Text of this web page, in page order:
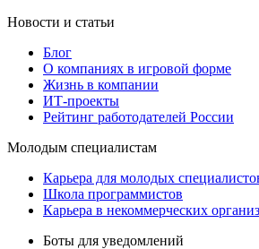
Новости и статьи
Блог
О компаниях в игровой форме
Жизнь в компании
ИТ-проекты
Рейтинг работодателей России
Молодым специалистам
Карьера для молодых
Школа программистов
Карьера в некоммерческих
Боты для уведомлений